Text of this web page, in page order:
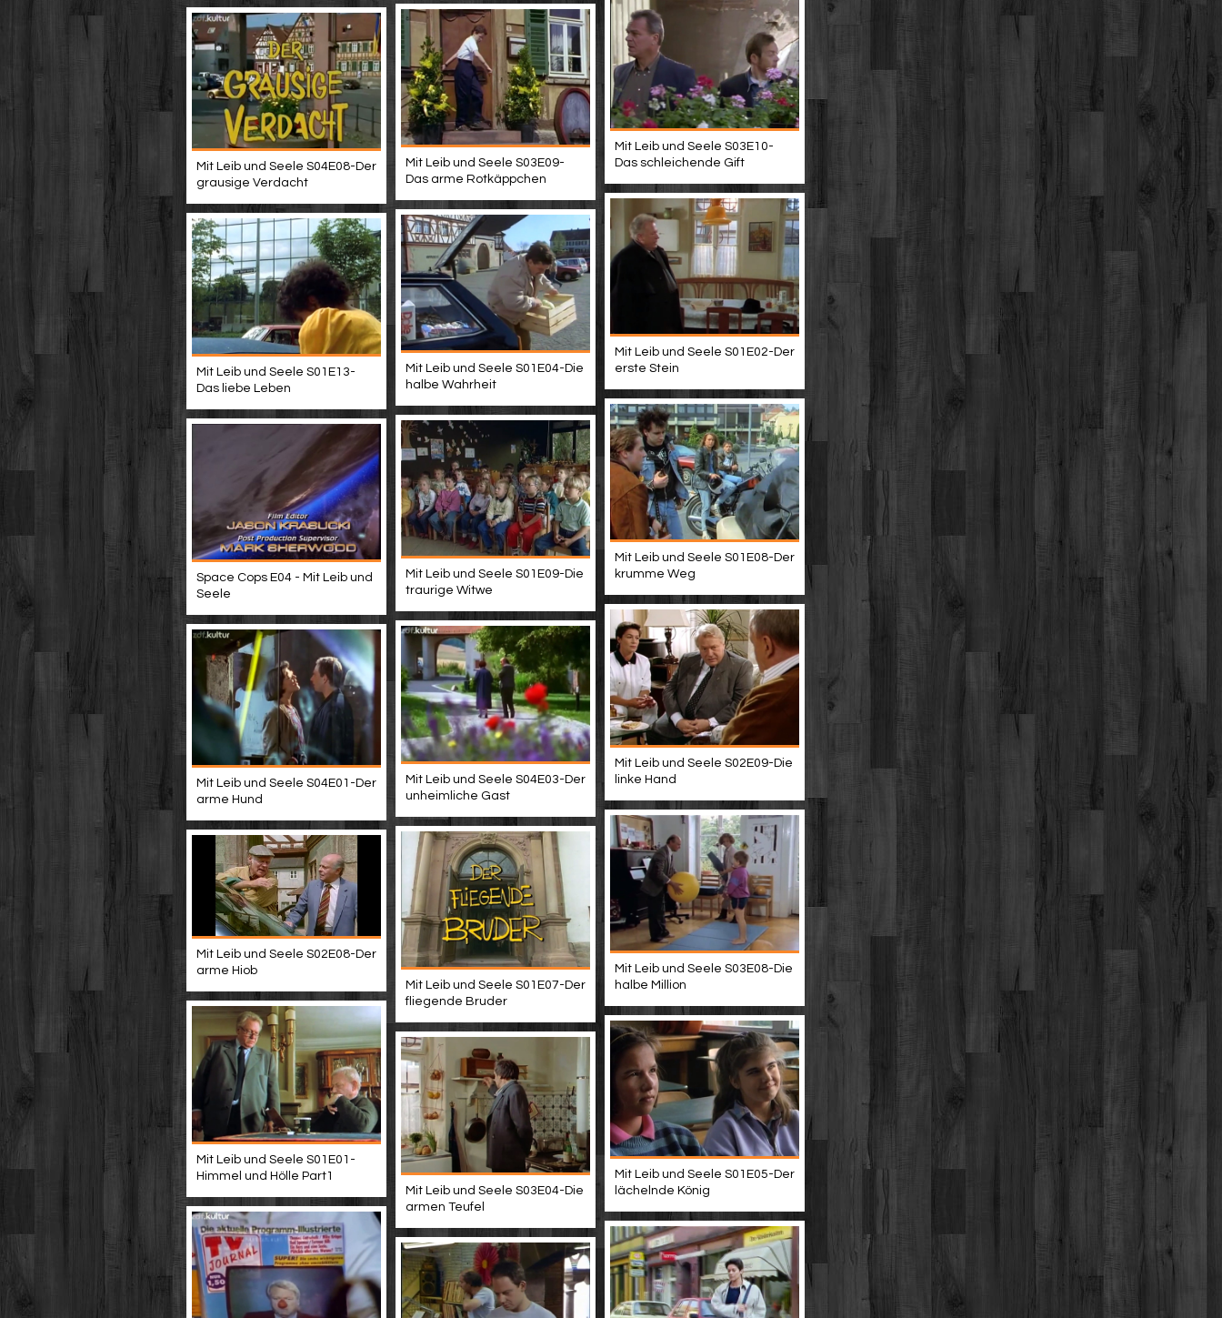
Mit Leib und Seele S03E10-
Das schleichende Gift
Mit Leib und Seele S03E09-
Das arme Rotkäppchen
Mit Leib und Seele S04E08-Der
grausige Verdacht
Mit Leib und Seele S01E02-Der
erste Stein
Mit Leib und Seele S01E04-Die
halbe Wahrheit
Mit Leib und Seele S01E13-
Das liebe Leben
Mit Leib und Seele S01E08-Der
krumme Weg
Mit Leib und Seele S01E09-Die
traurige Witwe
Space Cops E04 - Mit Leib und
Seele
Mit Leib und Seele S02E09-Die
linke Hand
Mit Leib und Seele S04E03-Der
unheimliche Gast
Mit Leib und Seele S04E01-Der
arme Hund
Mit Leib und Seele S03E08-Die
halbe Million
Mit Leib und Seele S01E07-Der
fliegende Bruder
Mit Leib und Seele S02E08-Der
arme Hiob
Mit Leib und Seele S01E01-
Himmel und Hölle Part1
Mit Leib und Seele S01E05-Der
lächelnde König
Mit Leib und Seele S03E04-Die
armen Teufel